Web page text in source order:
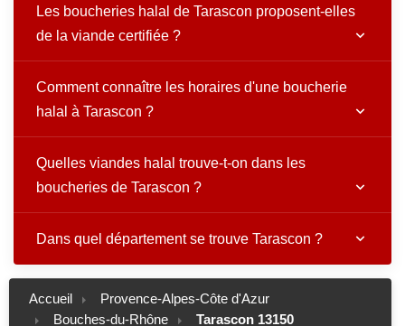
Les boucheries halal de Tarascon proposent-elles
de la viande certifiée ?
Comment connaître les horaires d'une boucherie
halal à Tarascon ?
Quelles viandes halal trouve-t-on dans les
boucheries de Tarascon ?
Dans quel département se trouve Tarascon ?
Accueil
Provence-Alpes-Côte d'Azur
Bouches-du-Rhône
Tarascon 13150